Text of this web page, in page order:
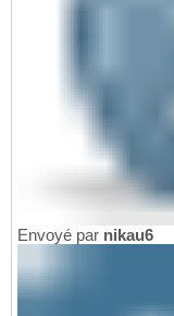
Envoyé par nikau6